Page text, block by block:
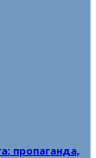
пропаганда,